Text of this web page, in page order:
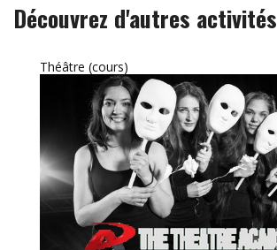
Découvrez d'autres activités
Théâtre (cours)